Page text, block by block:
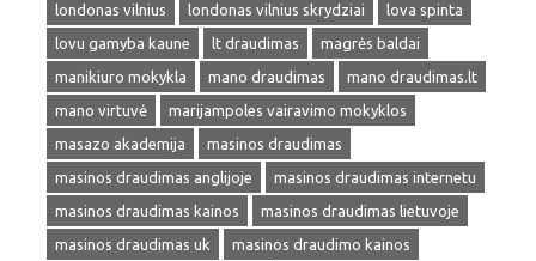
londonas vilnius
londonas vilnius skrydziai
lova spinta
lovu gamyba kaune
lt draudimas
magrės baldai
manikiuro mokykla
mano draudimas
mano draudimas.lt
mano virtuvė
marijampoles vairavimo mokyklos
masazo akademija
masinos draudimas
masinos draudimas anglijoje
masinos draudimas internetu
masinos draudimas kainos
masinos draudimas lietuvoje
masinos draudimas uk
masinos draudimo kainos